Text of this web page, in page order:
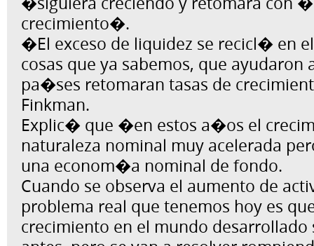
crecimiento�.
�El exceso de liquidez se recicl� en
cosas que ya sabemos, que ayudaron
pa�ses retomaran tasas de
Finkman.
Explic� que �en estos a�os el
naturaleza nominal muy acelerada
una econom�a nominal de fondo.
Cuando se observa el aumento de
problema real que tenemos hoy es
crecimiento en el mundo